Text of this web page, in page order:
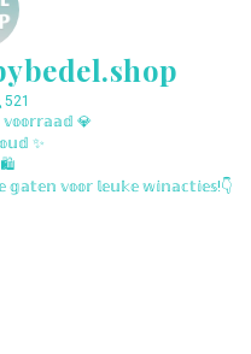
521
💎
✨
🛍️
𝕧𝕠𝕠𝕣 𝕝𝕖𝕦𝕜𝕖 𝕨𝕚𝕟𝕒𝕔𝕥𝕚𝕖𝕤!👇